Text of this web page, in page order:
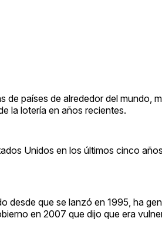
de países de alrededor del mundo,
la lotería en años recientes.
Unidos en los últimos cinco
desde que se lanzó en 1995, ha
en 2007 que dijo que era